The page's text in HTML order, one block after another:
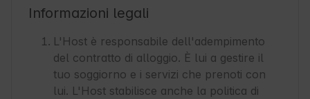
Informazioni legali
L'Host è responsabile dell'adempimento
del contratto di alloggio. È lui a gestire il
tuo soggiorno e i servizi che prenoti con
lui. L'Host stabilisce anche la politica di